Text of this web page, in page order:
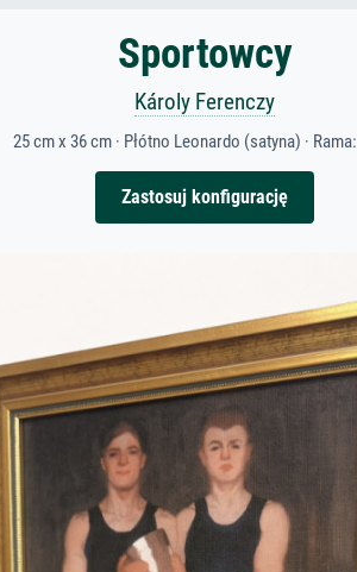
Sportowcy
Károly Ferenczy
25 cm x 36 cm · Płótno Leonardo (satyna) · Rama:
Zastosuj konfigurację